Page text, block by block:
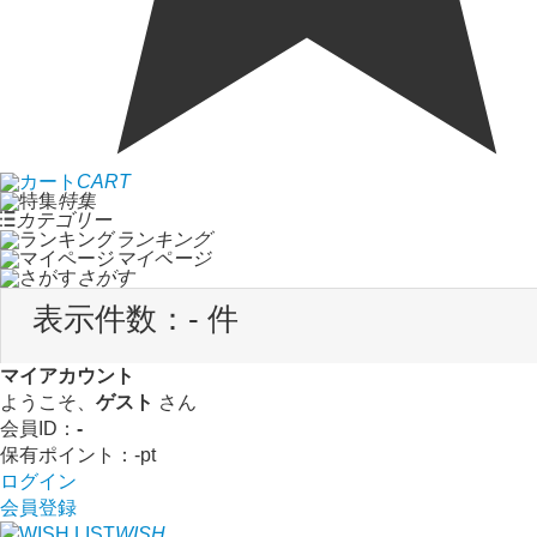
CART
特集
カテゴリー
ランキング
マイページ
さがす
表示件数： - 件
マイアカウント
ようこそ、 ゲスト さん
会員ID： -
保有ポイント： -pt
ログイン
会員登録